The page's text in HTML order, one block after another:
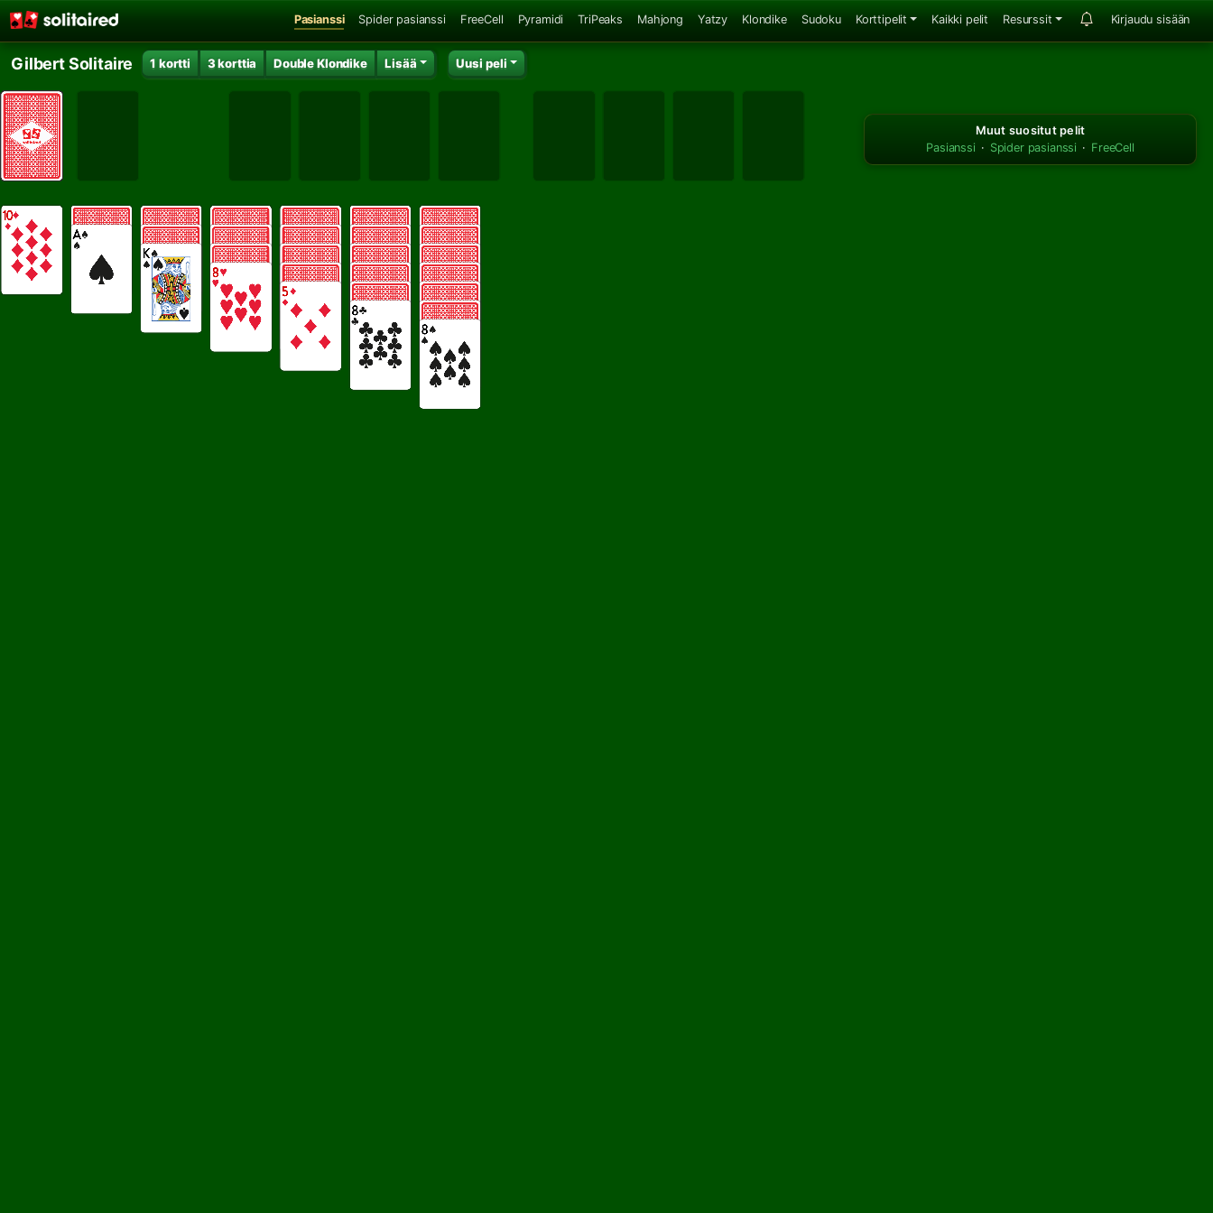
Pasianssi Spider pasianssi FreeCell Pyramidi TriPeaks Mahjong Yatzy Klondike Sudoku Korttipelit Kaikki pelit Resurssit Kirjaudu sisään
Gilbert Solitaire 1 kortti 3 korttia Double Klondike Lisää Uusi peli
Muut suositut pelit
Pasianssi · Spider pasianssi · FreeCell